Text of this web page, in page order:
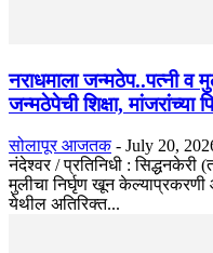
नराधमाला जन्मठेप..पत्नी
जन्मठेपेची शिक्षा, मांजरांच्या
सोलापूर आजतक - July 20,
नंदेश्वर / प्रतिनिधी : सिद्धनकेरी
मुलीचा निर्घृण खून केल्याप्रकरणी
येथील अतिरिक्त...